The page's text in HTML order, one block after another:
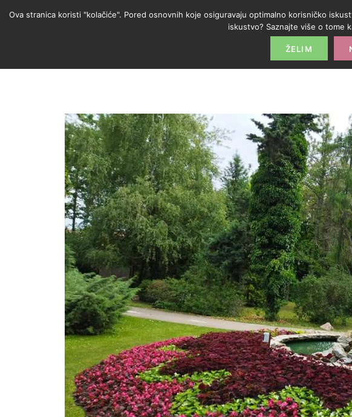
Ova stranica koristi "kolačiće". Pored osnovnih koje osiguravaju optimalno korisničko
iskustvo? Saznajte više o tome
ŽELIM